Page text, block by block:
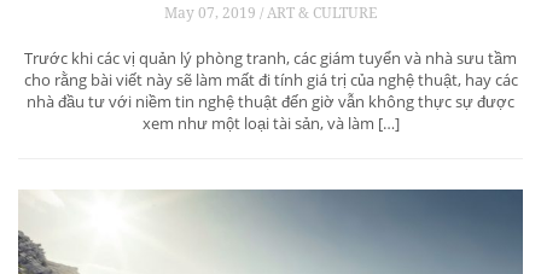
May 07, 2019 / ART & CULTURE
Trước khi các vị quản lý phòng tranh, các giám tuyển và nhà sưu tầm
cho rằng bài viết này sẽ làm mất đi tính giá trị của nghệ thuật, hay các
nhà đầu tư với niềm tin nghệ thuật đến giờ vẫn không thực sự được
xem như một loại tài sản, và làm […]